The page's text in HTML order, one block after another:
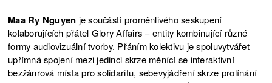
Maa Ry Nguyen je součástí proměnlivého seskupení
kolaborujících přátel Glory Affairs – entity kombinující různé
formy audiovizuální tvorby. Přáním kolektivu je spoluvytvářet
upřímná spojení mezi jedinci skrze měnící se interaktivní
bezžánrová místa pro solidaritu, sebevyjádření skrze prolínání